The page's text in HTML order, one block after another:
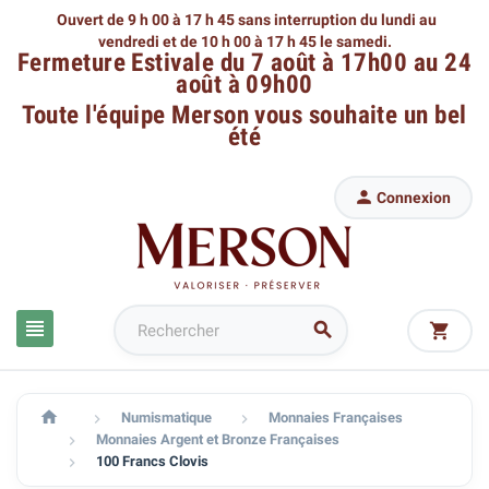
Ouvert de 9 h 00 à 17 h 45 sans interruption du lundi au
vendredi et de 10 h 00 à 17 h 45 le samedi.
Fermeture Estivale du 7 août à 17h00 au 24
août à 09h00
Toute l'équipe Mersonvous souhaite un bel
été
 
 Connexion

  Numismatique  Monnaies Françaises
 Monnaies Argent et Bronze Françaises
 100 Francs Clovis